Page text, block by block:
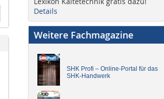
Details
Weitere Fachmagazine
SHK Profi – Online-Portal für das
SHK-Handwerk